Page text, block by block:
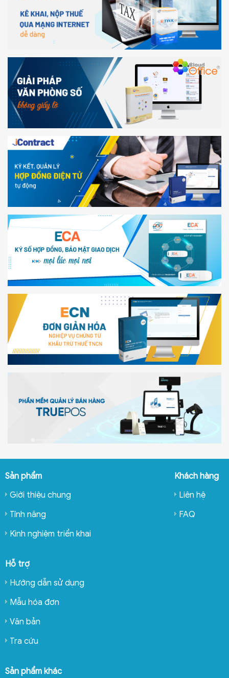
Sản phẩm
Giới thiệu chung
Tính năng
Kinh nghiệm triển khai
Khách hàng
Liên hệ
FAQ
Hỗ trợ
Hướng dẫn sử dụng
Mẫu hóa đơn
Văn bản
Tra cứu
Sản phẩm khác